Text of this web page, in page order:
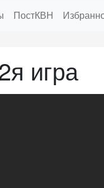
ПостКВН
игра